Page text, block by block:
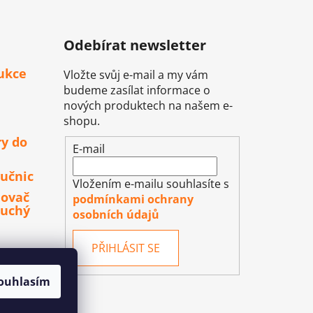
do
Odebírat newsletter
Vložte svůj e-mail a my vám
budeme zasílat informace o
nových produktech na našem e-
shopu.
E-mail
Vložením e-mailu souhlasíte s
podmínkami ochrany
osobních údajů
PŘIHLÁSIT SE